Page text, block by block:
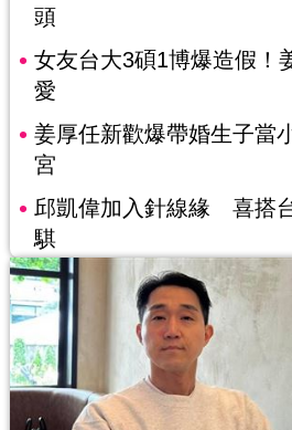
頭
女友台大3碩1博爆造假！
愛
姜厚任新歡爆帶婚生子當
宮
邱凱偉加入針線緣 喜搭
騏